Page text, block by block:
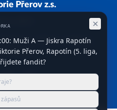
Přerov z.s.
Přerov, Přerov I-Město
Instagram